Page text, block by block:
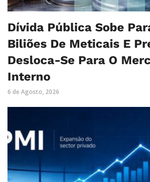
Dívida Pública Sobe
Biliões De Meticais E
Desloca-Se Para O
Interno
6 de Agosto, 2026